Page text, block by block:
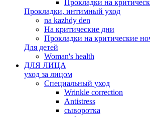
Прокладки на
Прокладки, интимный уход
na kazhdy den
На критические дни
Прокладки на критические
Для детей
Woman's health
ДЛЯ ЛИЦА
уход за лицом
Специальный уход
Wrinkle correction
Antistress
сыворотка